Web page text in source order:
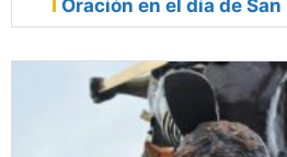
Oración en el día de